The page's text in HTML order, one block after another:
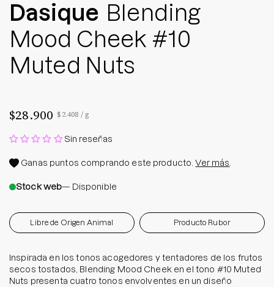
Dasique Blending
Mood Cheek #10
Muted Nuts
$28.900 Precio por unidad
$2.408 /por
g
Sin reseñas
Ganas puntos comprando este producto.Ver más
Stock web— Disponible
Libre de Origen Animal Producto Rubor
Inspirada en los tonos acogedores y tentadores de los frutos
secos tostados, Blending Mood Cheek en el tono #10 Muted
Nuts presenta cuatro tonos envolventes en un diseño